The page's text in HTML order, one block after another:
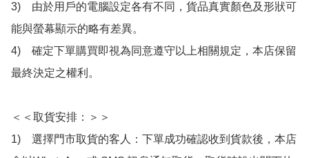
3)　由於用戶的電腦設定各有不同，貨品真實顏色及形狀可
能與螢幕顯示的略有差異。
4)　確定下單購買即視為同意遵守以上相關規定，本店保留
最終決定之權利。
＜＜取貨安排：＞＞
1)　選擇門市取貨的客人：下單成功確認收到貨款後，本店